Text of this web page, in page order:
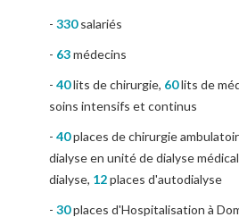
- 330salariés
- 63médecins
- 40lits de chirurgie, 60lits de
soins intensifs et continus
- 40places de chirurgie
dialyse en unité de dialyse
dialyse, 12places d'autodialyse
- 30places d'Hospitalisation à